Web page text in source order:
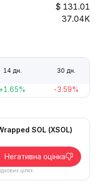
131.01
37.04K
14 дн. 30 дн.
+1.65% -3.59%
SOL (XSOL)
Негативна оцінка
цілях.